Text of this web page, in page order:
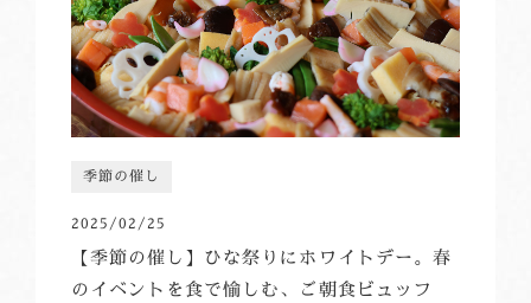
季節の催し
2025/02/25
【季節の催し】ひな祭りにホワイトデー。春
のイベントを食で愉しむ、ご朝食ビュッフ